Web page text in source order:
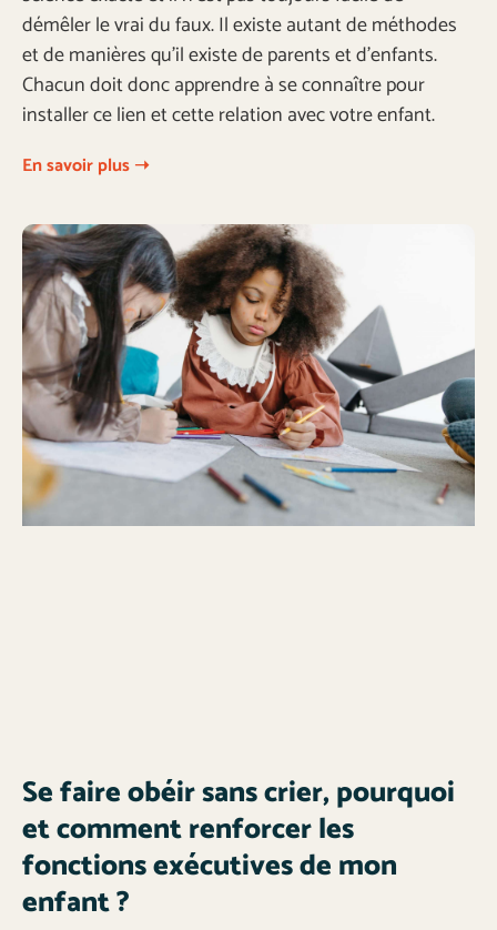
démêler le vrai du faux. Il existe autant de méthodes
et de manières qu’il existe de parents et d’enfants.
Chacun doit donc apprendre à se connaître pour
installer ce lien et cette relation avec votre enfant.
En savoir plus ➝
Se faire obéir sans crier, pourquoi
et comment renforcer les
fonctions exécutives de mon
enfant ?